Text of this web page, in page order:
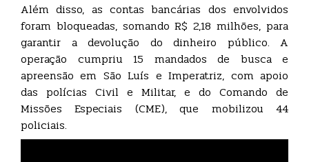
Além disso, as contas bancárias dos envolvidos
foram bloqueadas, somando R$ 2,18 milhões, para
garantir a devolução do dinheiro público. A
operação cumpriu 15 mandados de busca e
apreensão em São Luís e Imperatriz, com apoio
das polícias Civil e Militar, e do Comando de
Missões Especiais (CME), que mobilizou 44
policiais.